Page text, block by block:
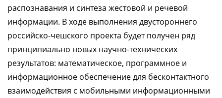
распознавания и синтеза жестовой и речевой
информации. В ходе выполнения двустороннего
российско-чешского проекта будет получен ряд
принципиально новых научно-технических
результатов: математическое, программное и
информационное обеспечение для бесконтактного
взаимодействия с мобильными информационными